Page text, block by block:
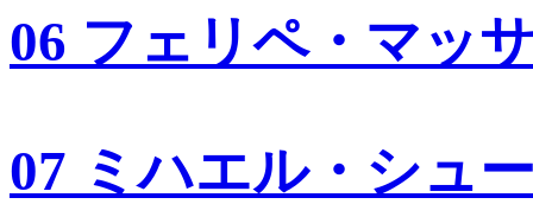
06 フェリペ・マッ
07 ミハエル・シュ